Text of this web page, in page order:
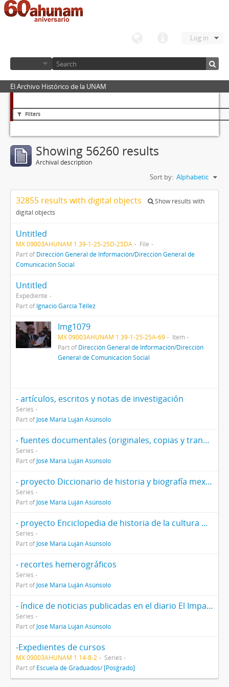
Log in
El Archivo Histórico de la UNAM
Filters
Showing 56260 results
Archival description
Sort by: Alphabetic
32855 results with digital objects
Show results with
digital objects
Untitled
MX 09003AHUNAM 1.39-1-25-25D-25DA
File
Part ofDirección General de Información/Dirección General de
Comunicación Social
Untitled
Expediente
Part ofIgnacio García Téllez
Img1079
MX 09003AHUNAM 1.39-1-25-25A-69
Item
Part ofDirección General de Información/Dirección
General de Comunicación Social
- artículos, escritos y notas de investigación
Series
Part ofJosé María Luján Asúnsolo
- fuentes documentales (originales, copias y transcripciones
Series
Part ofJosé María Luján Asúnsolo
- proyecto Diccionario de historia y biografía mexicanas
Series
Part ofJosé María Luján Asúnsolo
- proyecto Enciclopedia de historia de la cultura mexicana
Series
Part ofJosé María Luján Asúnsolo
- recortes hemerográficos
Series
Part ofJosé María Luján Asúnsolo
- índice de noticias publicadas en el diario El Imparcial
Series
Part ofJosé María Luján Asúnsolo
-Expedientes de cursos
MX 09003AHUNAM 1.14-8-2
Series
Part ofEscuela de Graduados/ [Posgrado]